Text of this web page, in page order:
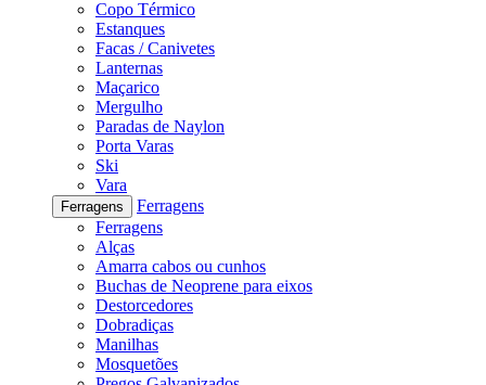
Copo Térmico
Estanques
Facas / Canivetes
Lanternas
Maçarico
Mergulho
Paradas de Naylon
Porta Varas
Ski
Vara
Ferragens
Ferragens
Ferragens
Alças
Amarra cabos ou cunhos
Buchas de Neoprene para eixos
Destorcedores
Dobradiças
Manilhas
Mosquetões